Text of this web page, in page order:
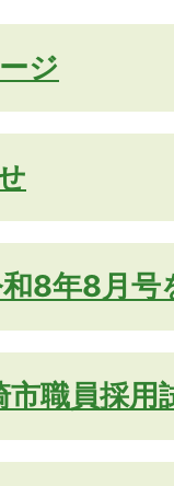
ジ
8年8月号
職員採用